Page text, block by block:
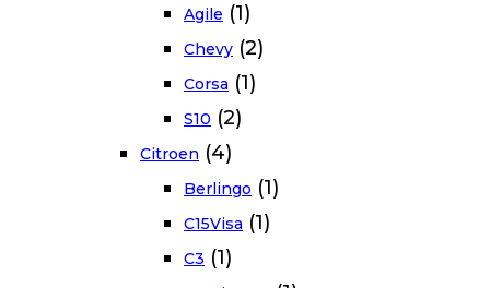
Agile (1)
Chevy (2)
Corsa (1)
S10 (2)
Citroen (4)
Berlingo (1)
C15Visa (1)
C3 (1)